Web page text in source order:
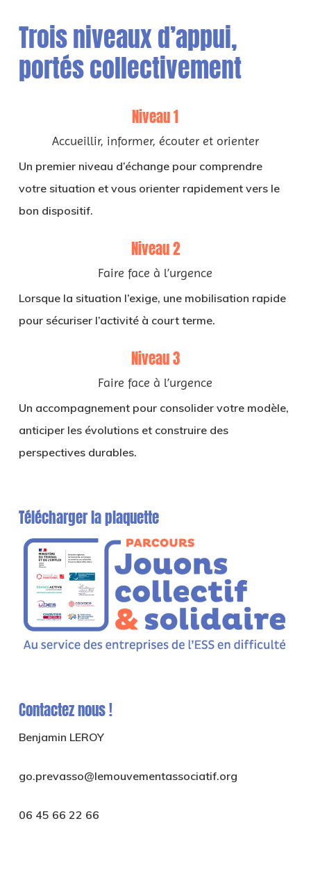
Trois niveaux d’appui,
portés collectivement
Niveau 1
Accueillir, informer, écouter et orienter
Un premier niveau d’échange pour comprendre
votre situation et vous orienter rapidement vers le
bon dispositif.
Niveau 2
Faire face à l’urgence
Lorsque la situation l’exige, une mobilisation rapide
pour sécuriser l’activité à court terme.
Niveau 3
Faire face à l’urgence
Un accompagnement pour consolider votre modèle,
anticiper les évolutions et construire des
perspectives durables.
Télécharger la plaquette
Contactez nous !
Benjamin LEROY
go.prevasso@lemouvementassociatif.org
06 45 66 22 66